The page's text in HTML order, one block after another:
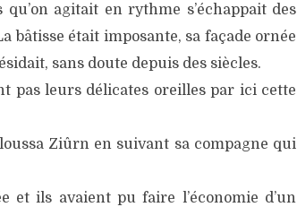
agitait en rythme s’échappait des
bâtisse était imposante, sa façade ornée
sans doute depuis des siècles.
pas leurs délicates oreilles par ici cette
Ziûrn en suivant sa compagne qui
et ils avaient pu faire l’économie d’un